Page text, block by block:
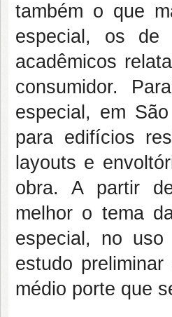
também o que
especial, os de
acadêmicos
consumidor.
especial, em
para edifícios
layouts e
obra. A partir
melhor o tema
especial, no uso
estudo
médio porte que